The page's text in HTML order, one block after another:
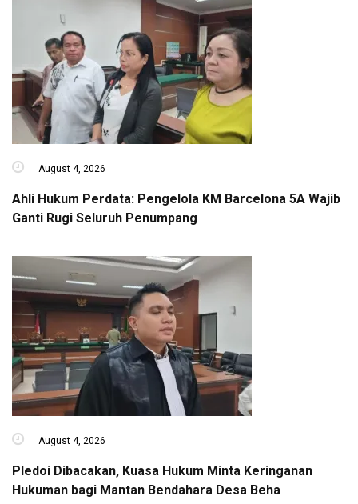
August 4, 2026
Ahli Hukum Perdata: Pengelola KM Barcelona 5A Wajib
Ganti Rugi Seluruh Penumpang
August 4, 2026
Pledoi Dibacakan, Kuasa Hukum Minta Keringanan
Hukuman bagi Mantan Bendahara Desa Beha